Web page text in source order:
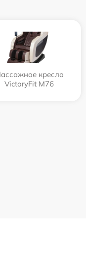
кресло
VictoryFit M76